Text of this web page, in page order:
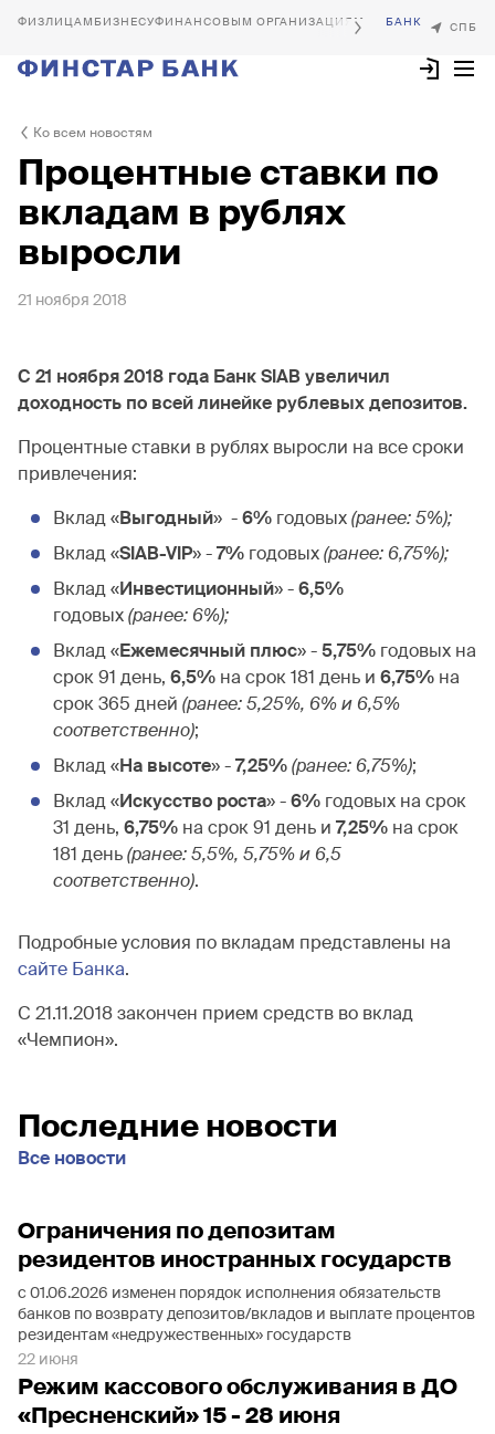
БИЗНЕСУФИНАНСОВЫМ ОРГАНИЗАЦИЯМ
Ко всем новостям
Процентные ставки по
вкладам в рублях
выросли
21 ноября 2018
С 21 ноября 2018 года Банк SIAB увеличил
доходность по всей линейке рублевых депозитов.
Процентные ставки в рублях выросли на все сроки
привлечения:
Вклад «Выгодный» -6% годовых(ранее: 5%);
Вклад «SIAB-VIP» -7% годовых(ранее: 6,75%);
Вклад «Инвестиционный» -6,5%
годовых(ранее: 6%);
Вклад «Ежемесячный плюс» -5,75% годовых на
срок 91 день, 6,5% на срок 181 день и 6,75% на
срок 365 дней (ранее: 5,25%, 6% и 6,5%
соответственно);
Вклад «На высоте» -7,25%(ранее: 6,75%);
Вклад «Искусство роста» -6% годовых на срок
31 день, 6,75% на срок 91 день и 7,25% на срок
181 день(ранее: 5,5%, 5,75% и 6,5
соответственно).
Подробные условия по вкладам представлены на
сайте Банка.
С 21.11.2018 закончен прием средств во вклад
«Чемпион».
Последние новости
Все новости
Ограничения по депозитам
резидентов иностранных государств
с 01.06.2026 изменен порядок исполнения обязательств
банков по возврату депозитов/вкладов и выплате процентов
резидентам «недружественных» государств
22 июня
Режим кассового обслуживания в ДО
«Пресненский» 15 - 28 июня